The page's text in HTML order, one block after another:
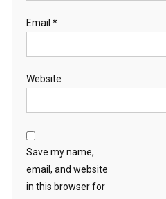
Email *
Website
Save my name,
email, and website
in this browser for